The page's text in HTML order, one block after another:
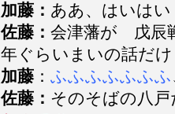
加藤： ああ、はいはい
佐藤： 会津藩が 戊辰
年ぐらいまいの話だ
加藤 ： ふふふふふふふ
佐藤： そのそばの八